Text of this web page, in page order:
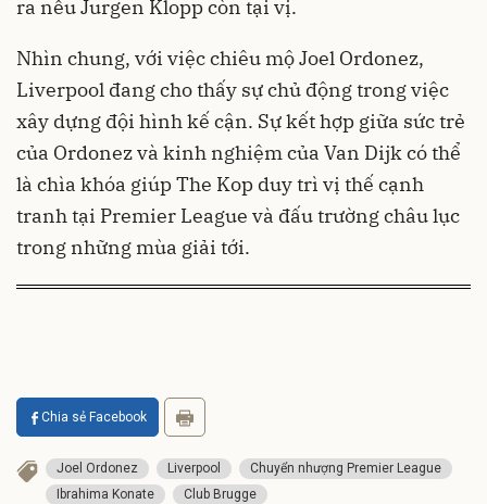
ra nếu Jurgen Klopp còn tại vị.
Nhìn chung, với việc chiêu mộ Joel Ordonez,
Liverpool đang cho thấy sự chủ động trong việc
xây dựng đội hình kế cận. Sự kết hợp giữa sức trẻ
của Ordonez và kinh nghiệm của Van Dijk có thể
là chìa khóa giúp The Kop duy trì vị thế cạnh
tranh tại Premier League và đấu trường châu lục
trong những mùa giải tới.
Chia sẻ Facebook
Joel Ordonez Liverpool
Chuyển nhượng Premier League
Ibrahima Konate
Club Brugge